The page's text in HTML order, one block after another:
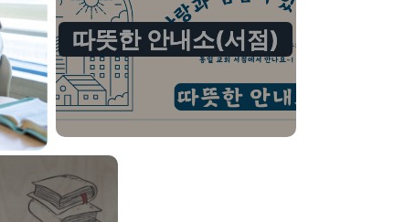
따뜻한 안내소(서점)